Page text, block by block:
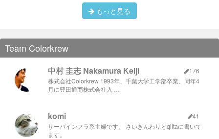
参加者の皆様にも、好評をいただきました。
を食べながら、さくっとゲームを作っち
もっと見る
Team Colorkrew
中村 圭志 Nakamura Keiji
176
株式会社Colorkrew 1993年、千葉大学工学部卒業、同年4
月に豊田通商株式会社入 …
komi
41
サーバインフラ系主婦です。 さいきんわりとqiitaに書いて
ます。